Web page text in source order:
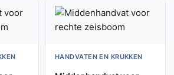
HANDVATEN EN KRUKKEN